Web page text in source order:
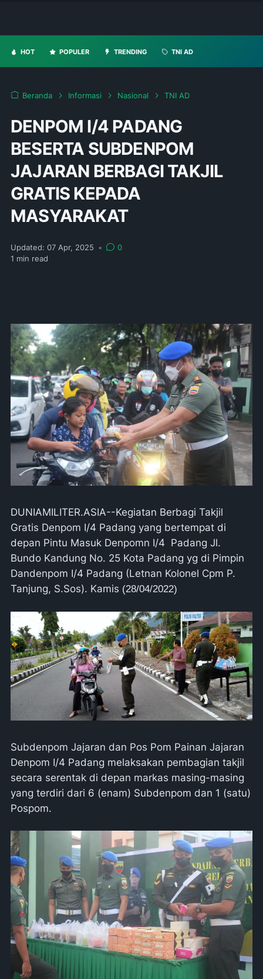
HOT POPULER TRENDING TNI AD
Beranda Informasi Nasional TNI AD
DENPOM I/4 PADANG
BESERTA SUBDENPOM
JAJARAN BERBAGI TAKJIL
GRATIS KEPADA
MASYARAKAT
Updated: 07 Apr, 2025 •
0
1 min read
DUNIAMILITER.ASIA--Kegiatan Berbagi Takjil
Gratis Denpom I/4 Padang yang bertempat di
depan Pintu Masuk Denpomn I/4 Padang Jl.
Bundo Kandung No. 25 Kota Padang yg di Pimpin
Dandenpom I/4 Padang (Letnan Kolonel Cpm P.
Tanjung, S.Sos). Kamis (28/04/2022)
Subdenpom Jajaran dan Pos Pom Painan Jajaran
Denpom I/4 Padang melaksakan pembagian takjil
secara serentak di depan markas masing-masing
yang terdiri dari 6 (enam) Subdenpom dan 1 (satu)
Pospom.